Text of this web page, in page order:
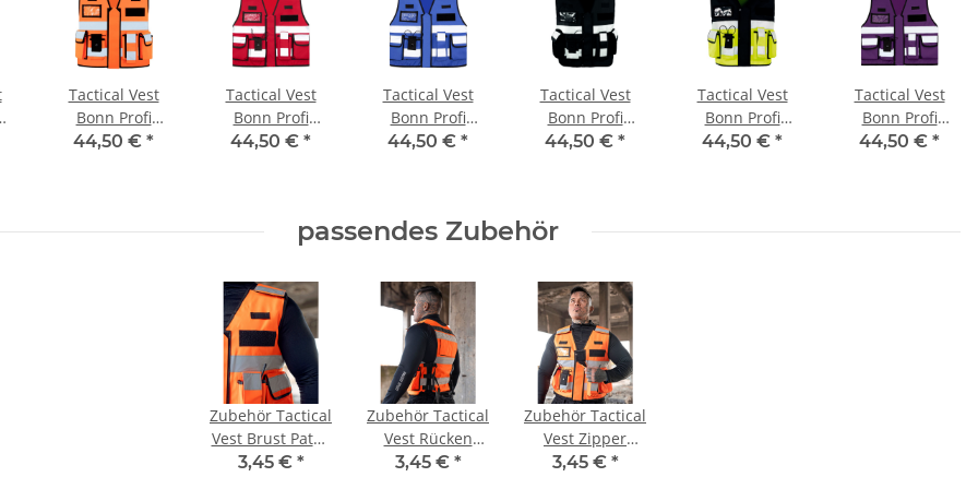
Tactical Vest
Bonn Profi
Einsatz Weste
44,50 € *
Tactical Vest
Bonn Profi
Einsatz Weste
44,50 € *
Tactical Vest
Bonn Profi
Einsatz Weste
44,50 € *
Tactical Vest
Bonn Profi
Einsatz Weste
44,50 € *
Tactical Vest
Bonn Profi
Einsatz Weste
44,50 € *
Tactical Vest
Bonn Profi
Einsatz Weste
44,50 € *
passendes Zubehör
Zubehör Tactical
Vest Brust Patch
5x12,5 cm
3,45 € *
Zubehör Tactical
Vest Rücken
Patch 10x25,5
3,45 € *
Zubehör Tactical
Vest Zipper
Patch 10x12,5
3,45 € *
mit
Geburtstags Warnweste Mobiles
Gästebuch - 18. Geburtstag -
Wunschzahl - Neon Warnweste
Lieber einen Heben, statt sich
fest zu Kleben Warnweste JGA,
Karneval, Männertag
Brandschutzhelfer
Evakuierungshelfer Piktogramm
Executive Weste rot/gelb mit